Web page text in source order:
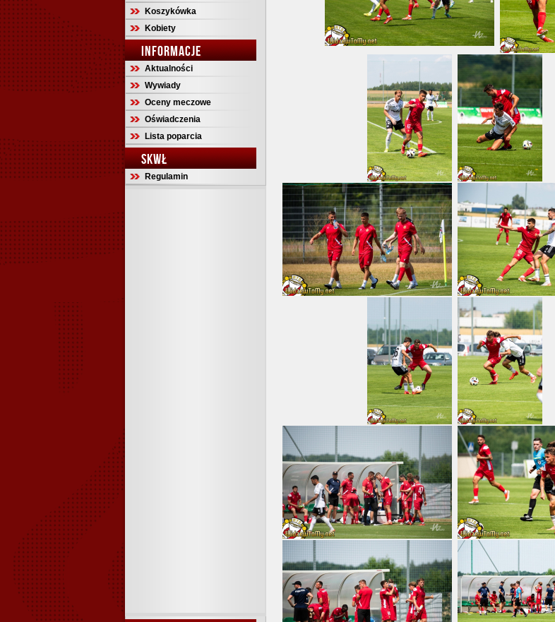
Koszykówka
Kobiety
INFORMACJE
Aktualności
Wywiady
Oceny meczowe
Oświadczenia
Lista poparcia
SKWŁ
Regulamin